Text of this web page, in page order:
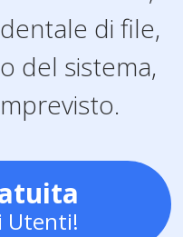
di file,
del sistema,
Utenti!